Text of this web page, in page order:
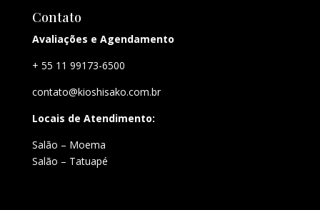
Contato
Avaliações e Agendamento
+ 55 11 99173-6500
contato@kioshisako.com.br
Locais de Atendimento:
Salão – Moema
Salão – Tatuapé